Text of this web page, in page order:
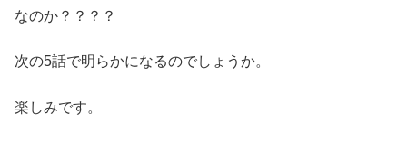
なのか？？？？
次の5話で明らかになるのでしょうか。
楽しみです。